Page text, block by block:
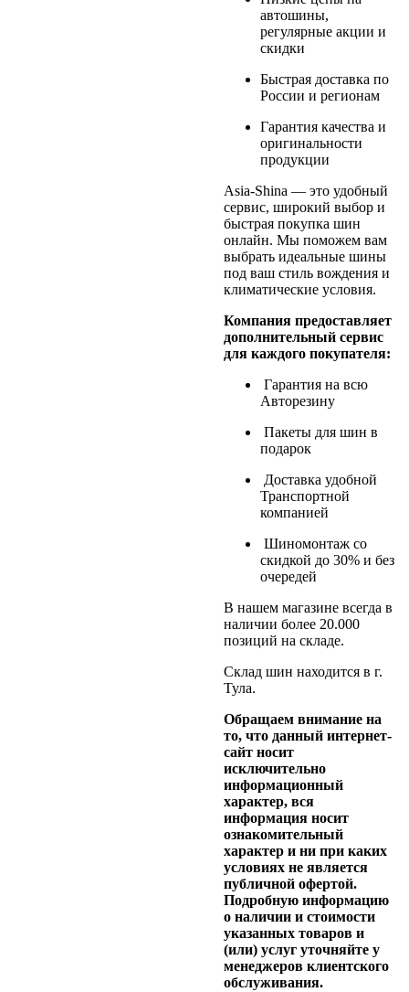
автошины,
регулярные акции и
скидки
Быстрая доставка по
России и регионам
Гарантия качества и
оригинальности
продукции
Asia-Shina — это удобный
сервис, широкий выбор и
быстрая покупка шин
онлайн. Мы поможем вам
выбрать идеальные шины
под ваш стиль вождения и
климатические условия.
Компания предоставляет
дополнительный сервис
для каждого покупателя:
Гарантия на всю
Авторезину
Пакеты для шин в
подарок
Доставка удобной
Транспортной
компанией
Шиномонтаж со
скидкой до 30% и без
очередей
В нашем магазине всегда в
наличии более 20.000
позиций на складе.
Склад шин находится в г.
Тула.
Обращаем внимание на
то, что данный интернет-
сайт носит
исключительно
информационный
характер, вся
информация носит
ознакомительный
характер и ни при каких
условиях не является
публичной офертой.
Подробную информацию
о наличии и стоимости
указанных товаров и
(или) услуг уточняйте у
менеджеров клиентского
обслуживания.